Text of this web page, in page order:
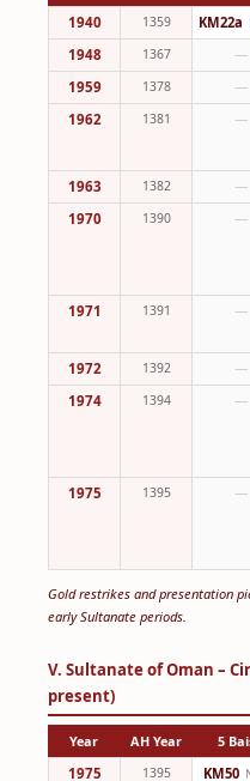
1940
1359 KM22a
1948
1367 —
1959
1378 —
1962
1381 —
1963 1382 —
1970
1390 —
1971 1391 —
1972 1392 —
1974
1394 —
1975 1395 —
Gold restrikes and presentation
early Sultanate periods.
V. Sultanate of Oman –
present)
Year AH Year 5
1975
1395 KM50